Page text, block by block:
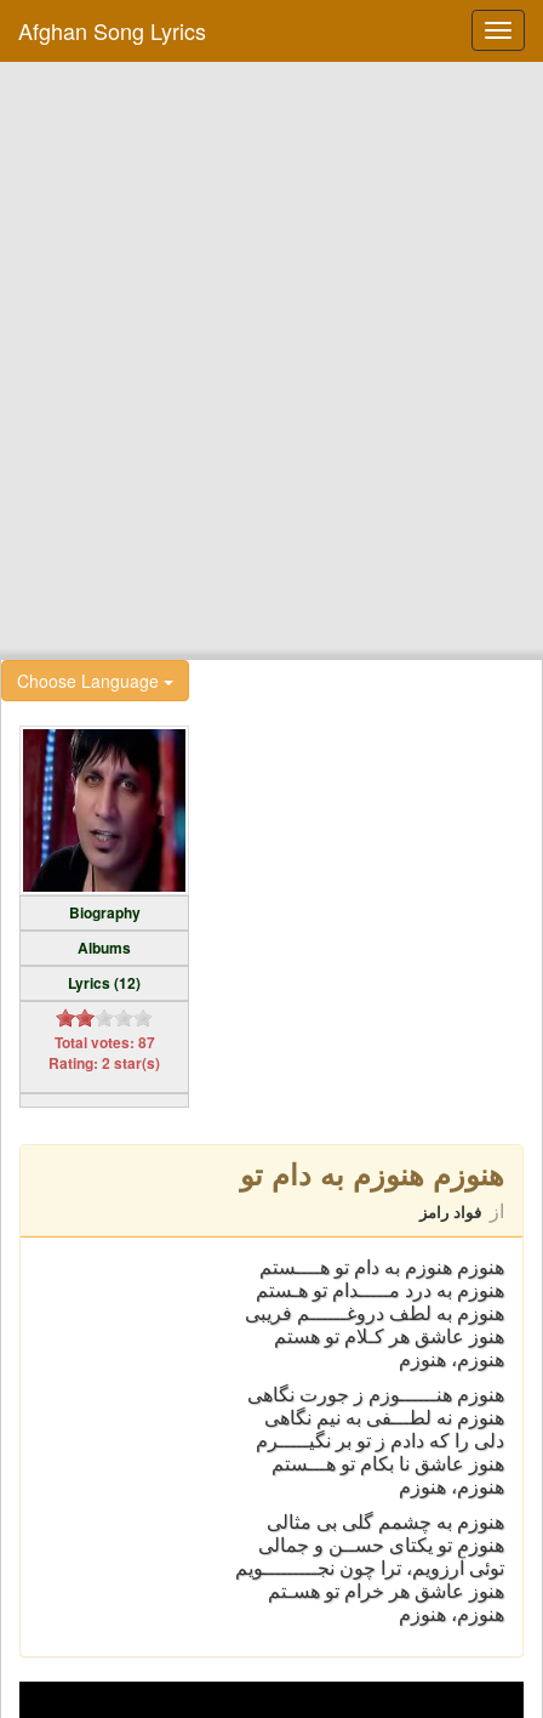
Afghan Song Lyrics
Choose Language
Biography
Albums
Lyrics (12)
Total votes: 87
Rating: 2 star(s)
هنوزم هنوزم به دام تو
از فواد رامز
هنوزم هنوزم به دام تو هــــستم
هنوزم به درد مـــــدام تو هـستم
هنوزم به لطف دروغــــــم فریبی
هنوز عاشق هر کـلام تو هستم
هنوزم، هنوزم
هنوزم هنــــــوزم ز جورت نگاهی
هنوزم نه لطـــفی به نیم نگاهی
دلی را که دادم ز تو بر نگیـــــرم
هنوز عاشق نا بکام تو هـــستم
هنوزم، هنوزم
هنوزم به چشمم گلی بی مثالی
هنوزم تو یکتای حســن و جمالی
توئی آرزویم، ترا چون نجـــــــــویم
هنوز عاشق هر خرام تو هسـتم
هنوزم، هنوزم